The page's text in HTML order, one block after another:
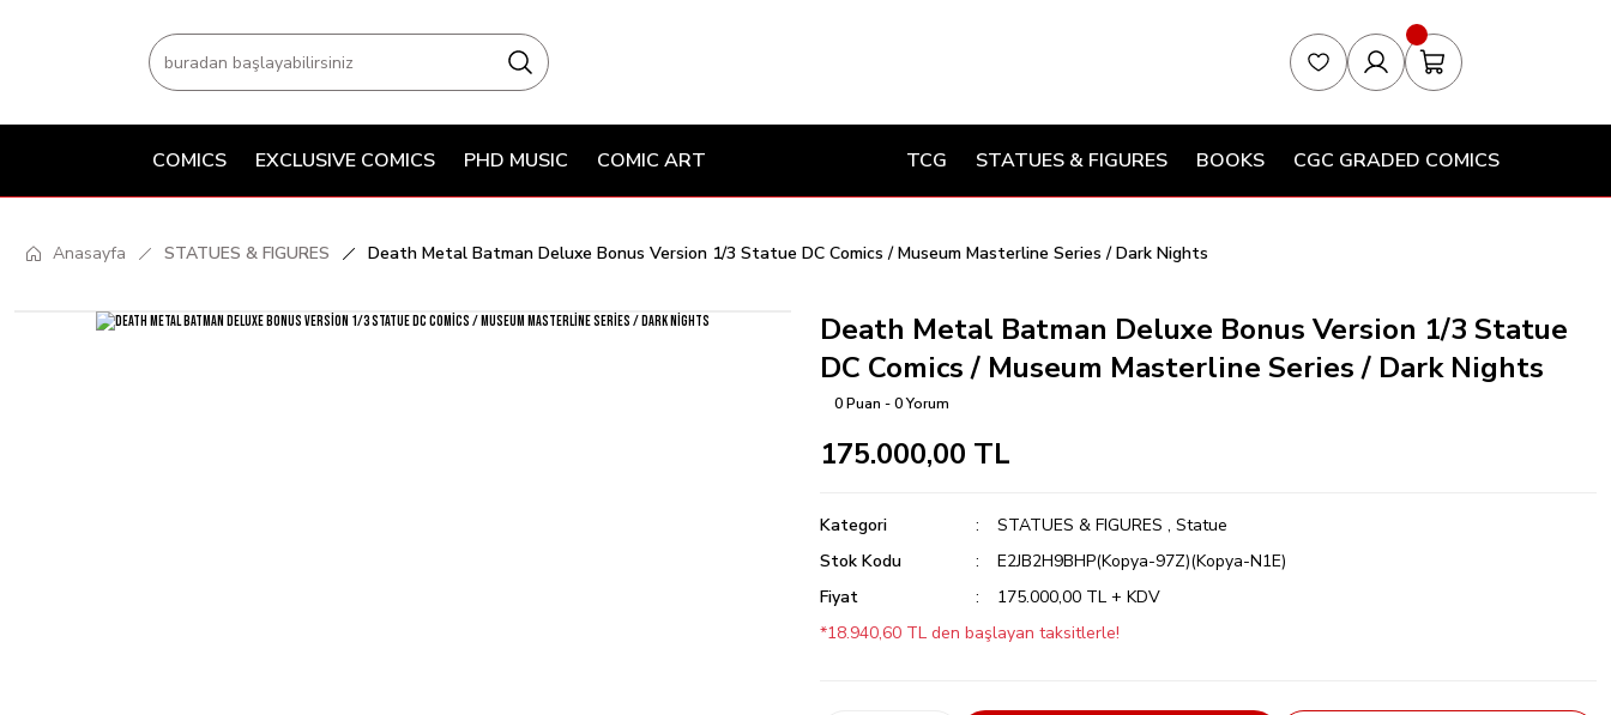
COMICS EXCLUSIVE COMICS PHD MUSIC COMIC ART TCG STATUES & FIGURES BOOKS CGC GRADED COMICS
Anasayfa STATUES & FIGURES Death Metal Batman Deluxe Bonus Version 1/3 Statue DC Comics / Museum Masterline Series / Dark Nights
Death Metal Batman Deluxe Bonus Version 1/3 Statue
DC Comics / Museum Masterline Series / Dark Nights
0 Puan - 0 Yorum
175.000,00 TL
Kategori STATUES & FIGURES , Statue
Stok Kodu
E2JB2H9BHP(Kopya-97Z)(Kopya-N1E)
Fiyat
175.000,00 TL + KDV
*18.940,60 TL den başlayan taksitlerle!